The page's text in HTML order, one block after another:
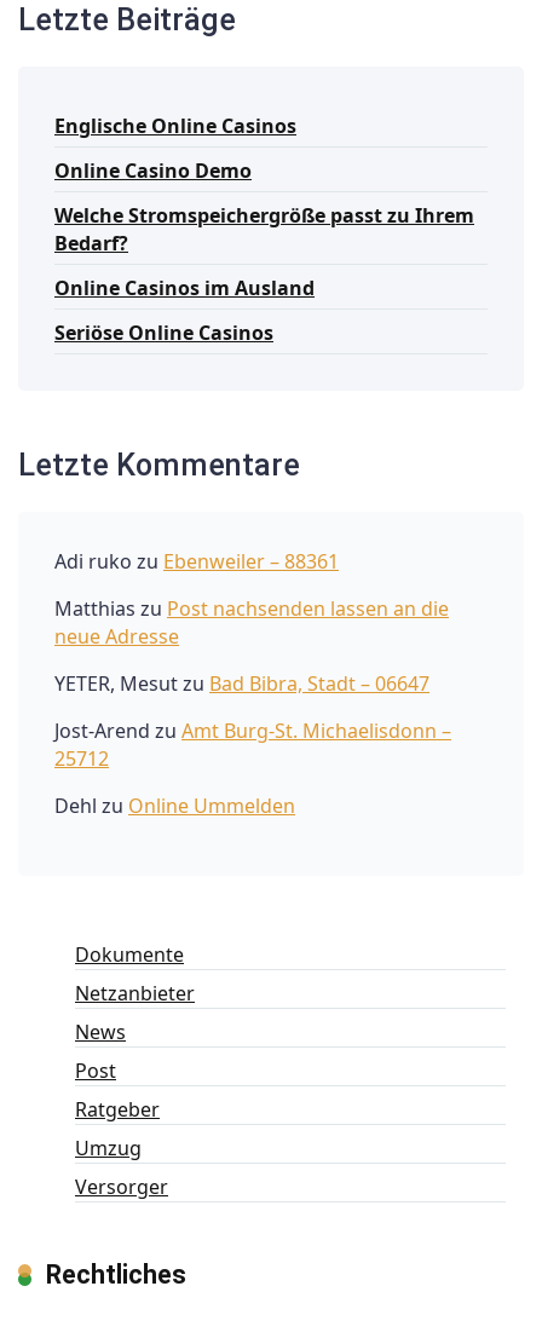
Letzte Beiträge
Englische Online Casinos
Online Casino Demo
Welche Stromspeichergröße passt zu Ihrem
Bedarf?
Online Casinos im Ausland
Seriöse Online Casinos
Letzte Kommentare
Adi ruko zu Ebenweiler – 88361
Matthias zu Post nachsenden lassen an die
neue Adresse
YETER, Mesutzu Bad Bibra, Stadt – 06647
Jost-Arend zu Amt Burg-St. Michaelisdonn –
25712
Dehl zu Online Ummelden
Dokumente
Netzanbieter
News
Post
Ratgeber
Umzug
Versorger
Rechtliches